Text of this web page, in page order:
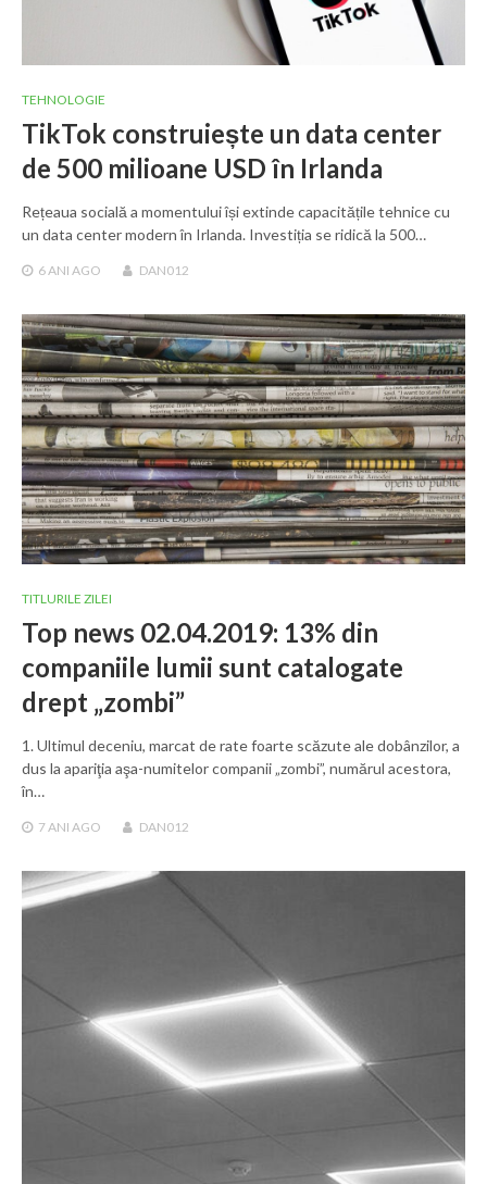
TEHNOLOGIE
TikTok construiește un data center
de 500 milioane USD în Irlanda
Rețeaua socială a momentului își extinde capacitățile tehnice cu
un data center modern în Irlanda. Investiția se ridică la 500…
6 ANI AGO DAN012
TITLURILE ZILEI
Top news 02.04.2019: 13% din
companiile lumii sunt catalogate
drept „zombi”
1. Ultimul deceniu, marcat de rate foarte scăzute ale dobânzilor, a
dus la apariţia aşa-numitelor companii „zombi”, numărul acestora,
în…
7 ANI AGO DAN012